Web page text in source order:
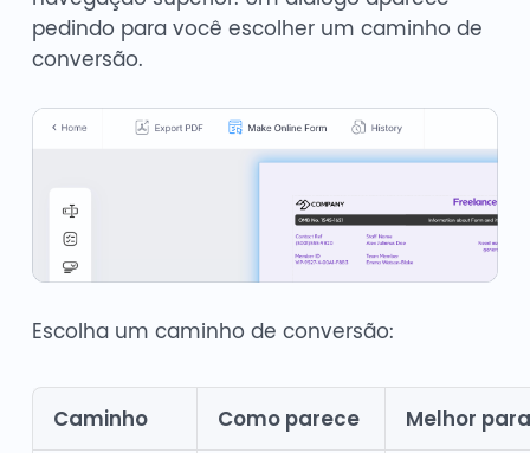
pedindo para você escolher um caminho de
conversão.
Escolha um caminho de conversão:
Caminho Como parece Melhor para